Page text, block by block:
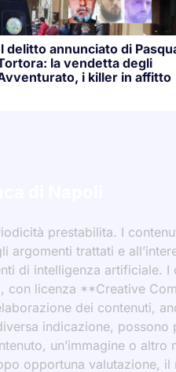
delitto annunciato di
la vendetta degli
i killer in affitto
di Napoli
prestabilita. I
trattati e
di intelligenza artificiale.
licenza **Creative
dei contenuti,
indicazione,
un’immagine o
opportuna valutazione,